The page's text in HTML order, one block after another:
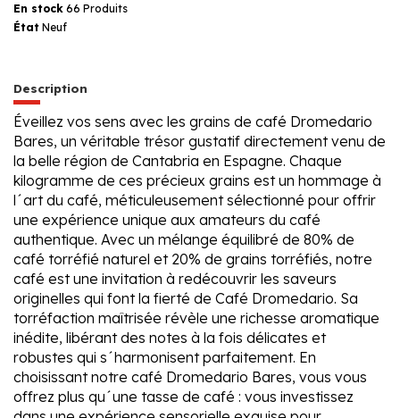
En stock 66 Produits
État Neuf
Description
Éveillez vos sens avec les grains de café Dromedario
Bares, un véritable trésor gustatif directement venu de
la belle région de Cantabria en Espagne. Chaque
kilogramme de ces précieux grains est un hommage à
l´art du café, méticuleusement sélectionné pour offrir
une expérience unique aux amateurs du café
authentique. Avec un mélange équilibré de 80% de
café torréfié naturel et 20% de grains torréfiés, notre
café est une invitation à redécouvrir les saveurs
originelles qui font la fierté de Café Dromedario. Sa
torréfaction maîtrisée révèle une richesse aromatique
inédite, libérant des notes à la fois délicates et
robustes qui s´harmonisent parfaitement. En
choisissant notre café Dromedario Bares, vous vous
offrez plus qu´une tasse de café : vous investissez